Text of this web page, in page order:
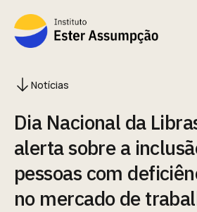
Dia Nacional da
alerta sobre a
pessoas com
no mercado de
Notícias